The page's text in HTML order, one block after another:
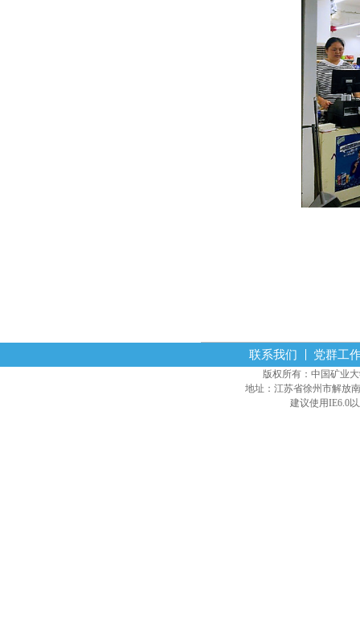
联系我们 党群工
版权所有：中国矿业
地址：江苏省徐州市解放
建议使用IE6.0